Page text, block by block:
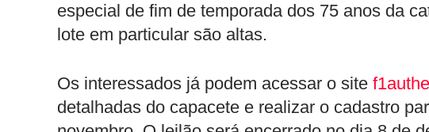
especial de fim de temporada dos 75 anos da
lote em particular são altas.
Os interessados já podem acessar o site
detalhadas do capacete e realizar o cadastro